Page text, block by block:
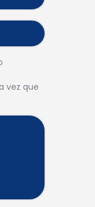
vez que